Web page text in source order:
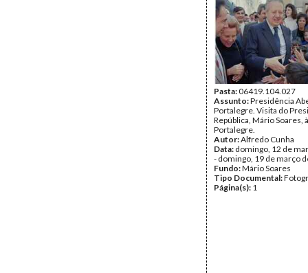
Pasta:06419.104.027
Assunto:Presidência
Portalegre. Visita do
República, Mário Soares,
Portalegre.
Autor:Alfredo Cunha
Data: domingo, 12 de
- domingo, 19 de março
Fundo:Mário Soares
Tipo Documental:
Página(s): 1